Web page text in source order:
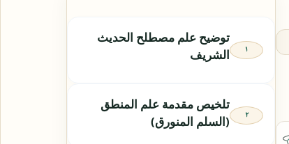
توضيح علم مصطلح الحديث
الشريف
تلخيص مقدمة علم المنطق
(السلم المنورق)